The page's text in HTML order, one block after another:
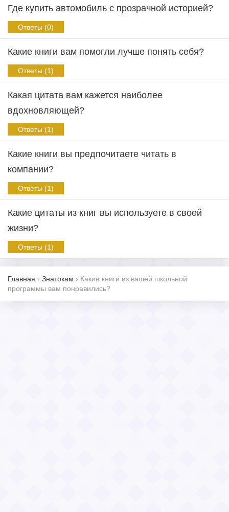
Где купить автомобиль с прозрачной историей?
Ответы (0)
Какие книги вам помогли лучше понять себя?
Ответы (1)
Какая цитата вам кажется наиболее
вдохновляющей?
Ответы (1)
Какие книги вы предпочитаете читать в
компании?
Ответы (1)
Какие цитаты из книг вы используете в своей
жизни?
Ответы (1)
Главная › Знатокам › Какие книги из вашей школьной
программы вам понравились?